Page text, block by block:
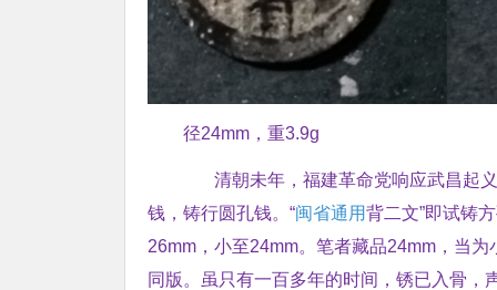
径24mm，重3.9g
清朝未年，福建革命党响应武昌起
钱，铸行圆孔钱。“闽省通用背二文”即试铸
26mm，小至24mm。笔者藏品24mm，当
同版。虽只有一百多年的时间，锈已入骨